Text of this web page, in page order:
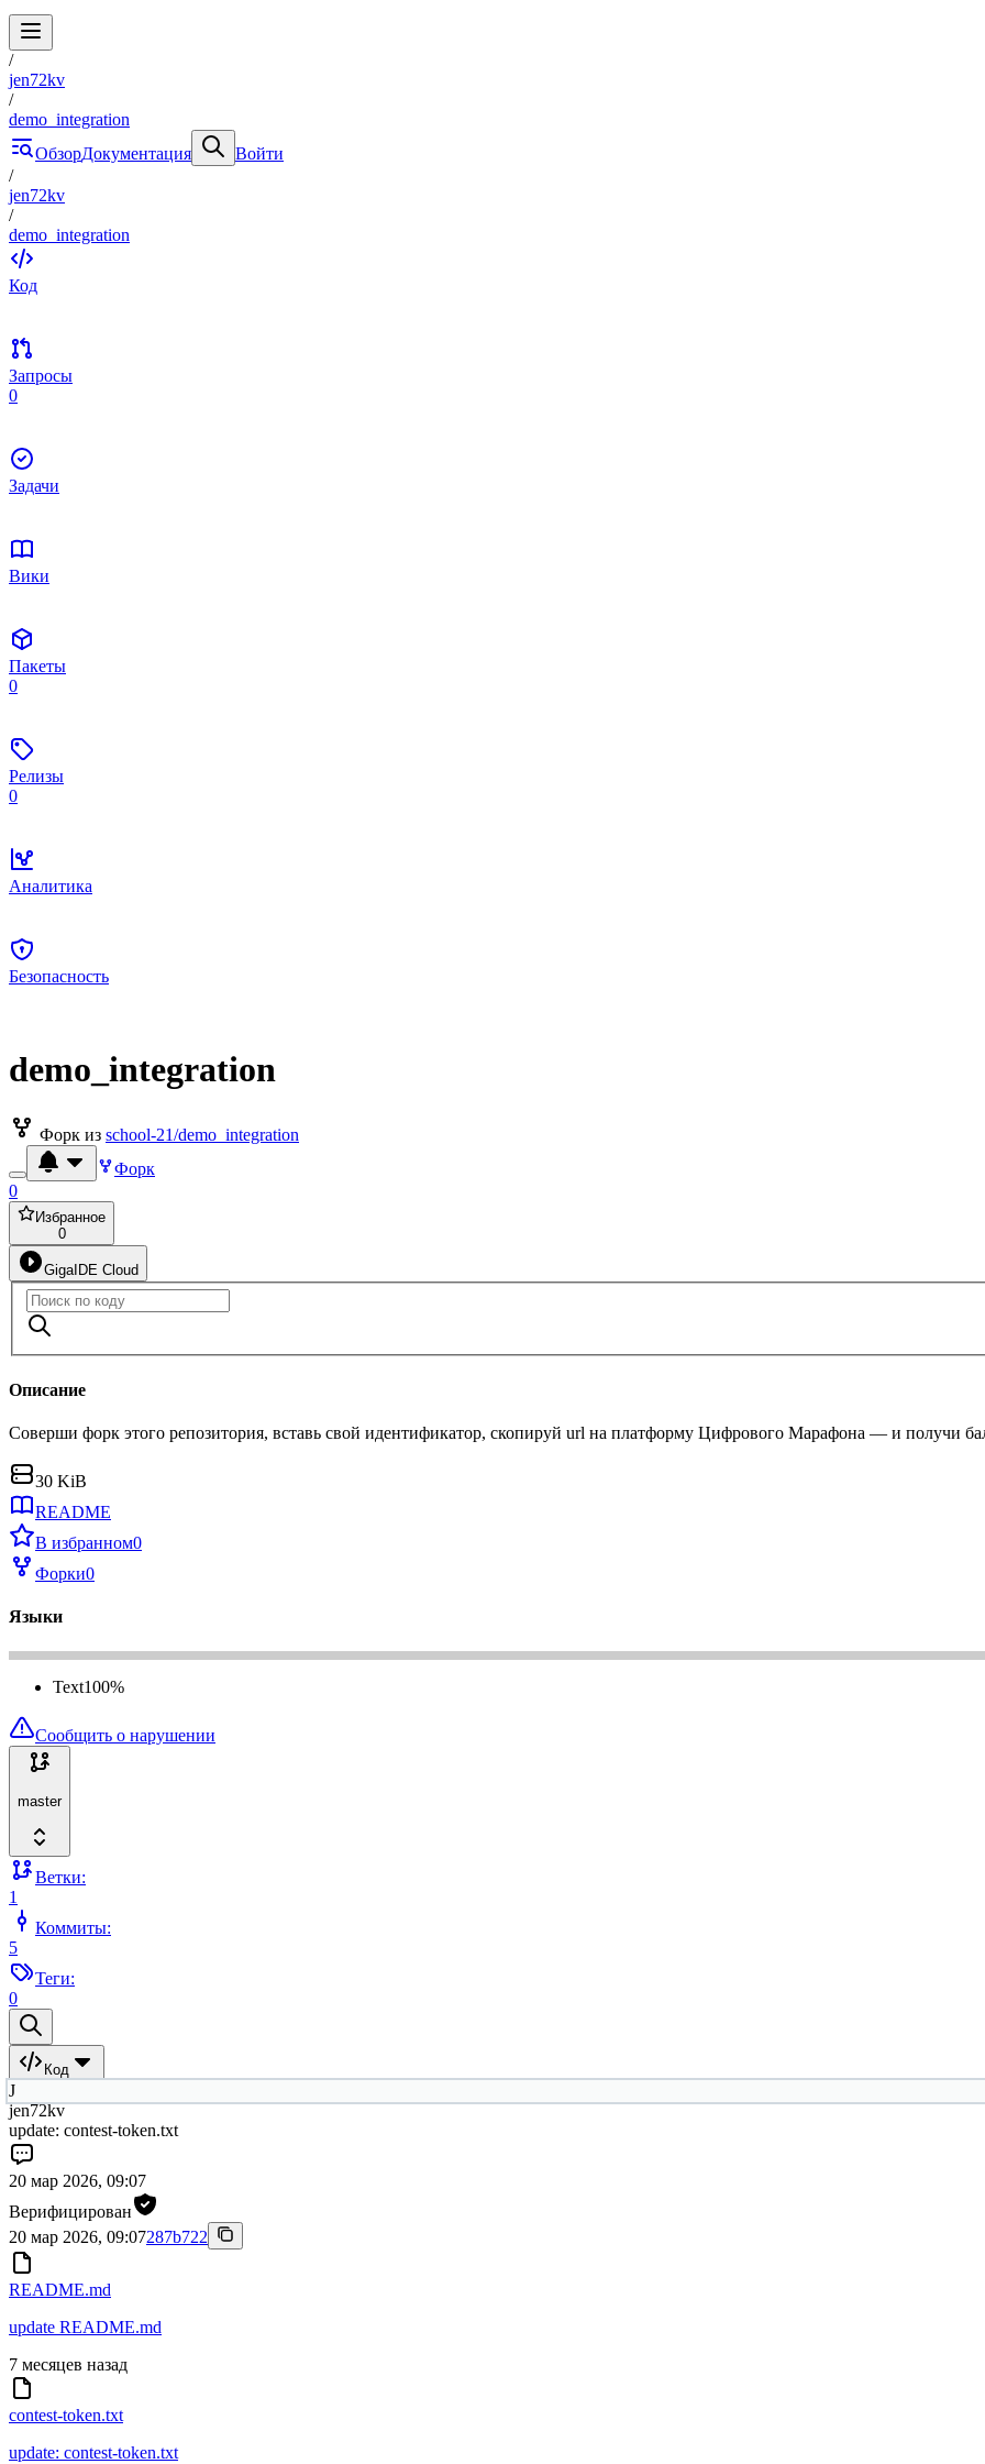
/
jen72kv
/
demo_integration
ОбзорДокументация
Войти
/
jen72kv
/
demo_integration
Код
Запросы
0
Задачи
Вики
Пакеты
0
Релизы
0
Аналитика
Безопасность
demo_integration
Форк из school-21/demo_integration
Форк
0
Избранное
0
GigaIDE Cloud
Описание
Соверши форк этого репозитория, вставь свой идентификатор, скопируй url на платформу Цифрового Марафона — и получи
30 KiB
README
В избранном0
Форки0
Языки
Text100%
Сообщить о нарушении
master
Ветки:
1
Коммиты:
5
Теги:
0
Код
J
jen72kv
update: contest-token.txt
20 мар 2026, 09:07
Верифицирован
20 мар 2026, 09:07287b722
README.md
update README.md
7 месяцев назад
contest-token.txt
update: contest-token.txt